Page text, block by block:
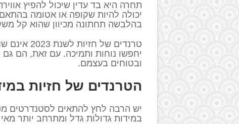
תחרה היא בד עדין שיכול להפיץ
יכולה להיות שקופה או אטומה
בהלבשה תחתונה מכיוון שהוא קל
טרנדים של
יחפשו נוחות ותמיכה. עם זאת, הם גם
ובטוחים בעצמם.
הטרנדים של חזיות
יש הרבה לחץ להתאים לסטנדרטים
במידות גדולות גדל ומתרחב יותר